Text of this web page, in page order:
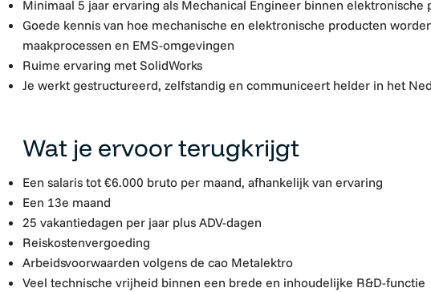
Minimaal 5 jaar ervaring als Mechanical Engineer binnen elektronische
Goede kennis van hoe mechanische en elektronische producten
maakprocessen en EMS-omgevingen
Ruime ervaring met SolidWorks
Je werkt gestructureerd, zelfstandig en communiceert helder in het
Wat je ervoor terugkrijgt
Een salaris tot €6.000 bruto per maand, afhankelijk van ervaring
Een 13e maand
25 vakantiedagen per jaar plus ADV-dagen
Reiskostenvergoeding
Arbeidsvoorwaarden volgens de cao Metalektro
Veel technische vrijheid binnen een brede en inhoudelijke R&D-functie